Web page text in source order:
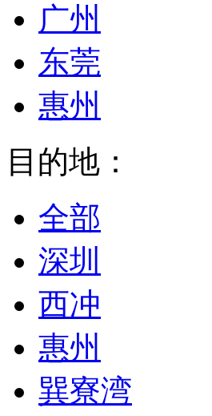
广州
东莞
惠州
目的地：
全部
深圳
西冲
惠州
巽寮湾